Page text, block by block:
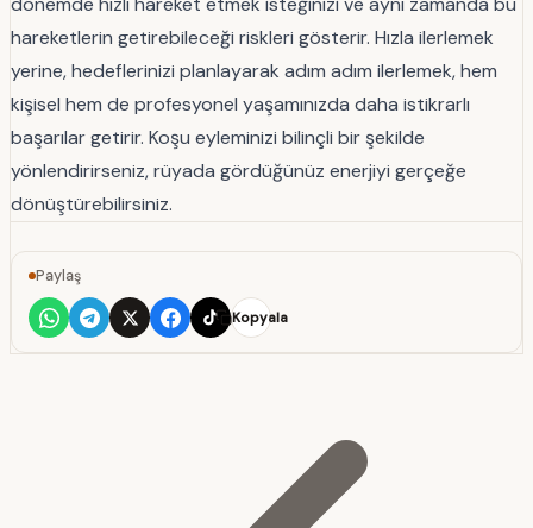
hareketlerin getirebileceği riskleri gösterir. Hızla ilerlemek
yerine, hedeflerinizi planlayarak adım adım ilerlemek, hem
kişisel hem de profesyonel yaşamınızda daha istikrarlı
başarılar getirir. Koşu eyleminizi bilinçli bir şekilde
yönlendirirseniz, rüyada gördüğünüz enerjiyi gerçeğe
dönüştürebilirsiniz.
Paylaş
Kopyala